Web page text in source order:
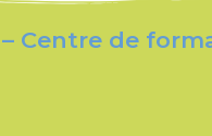
– Centre de